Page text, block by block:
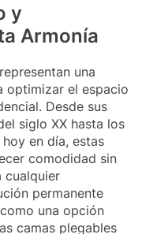
y
Armonía
una
optimizar el espacio
Desde sus
siglo XX hasta los
en día, estas
comodidad sin
cualquier
permanente
una opción
camas plegables